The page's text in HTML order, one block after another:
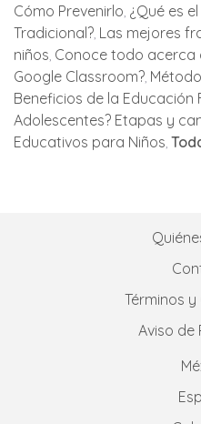
Cómo Prevenirlo ¿Qué es
Tradicional? Las mejores
niños Conoce todo acerca
Google Classroom?
Beneficios de la Educación
Adolescentes? Etapas y
Educativos para Niños
Términos
Aviso de